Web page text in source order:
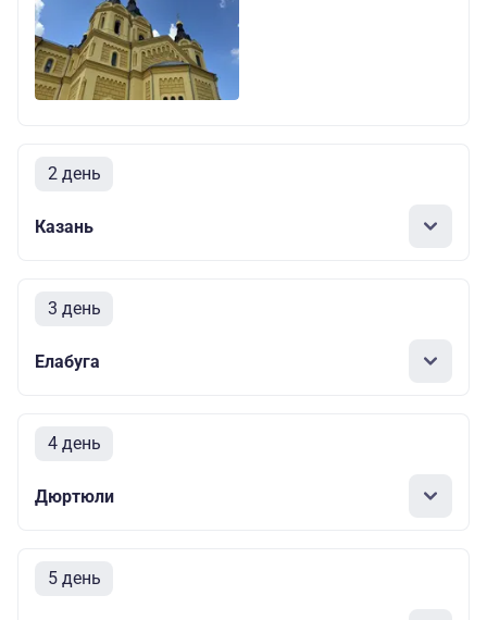
2 день
Казань
3 день
Елабуга
4 день
Дюртюли
5 день